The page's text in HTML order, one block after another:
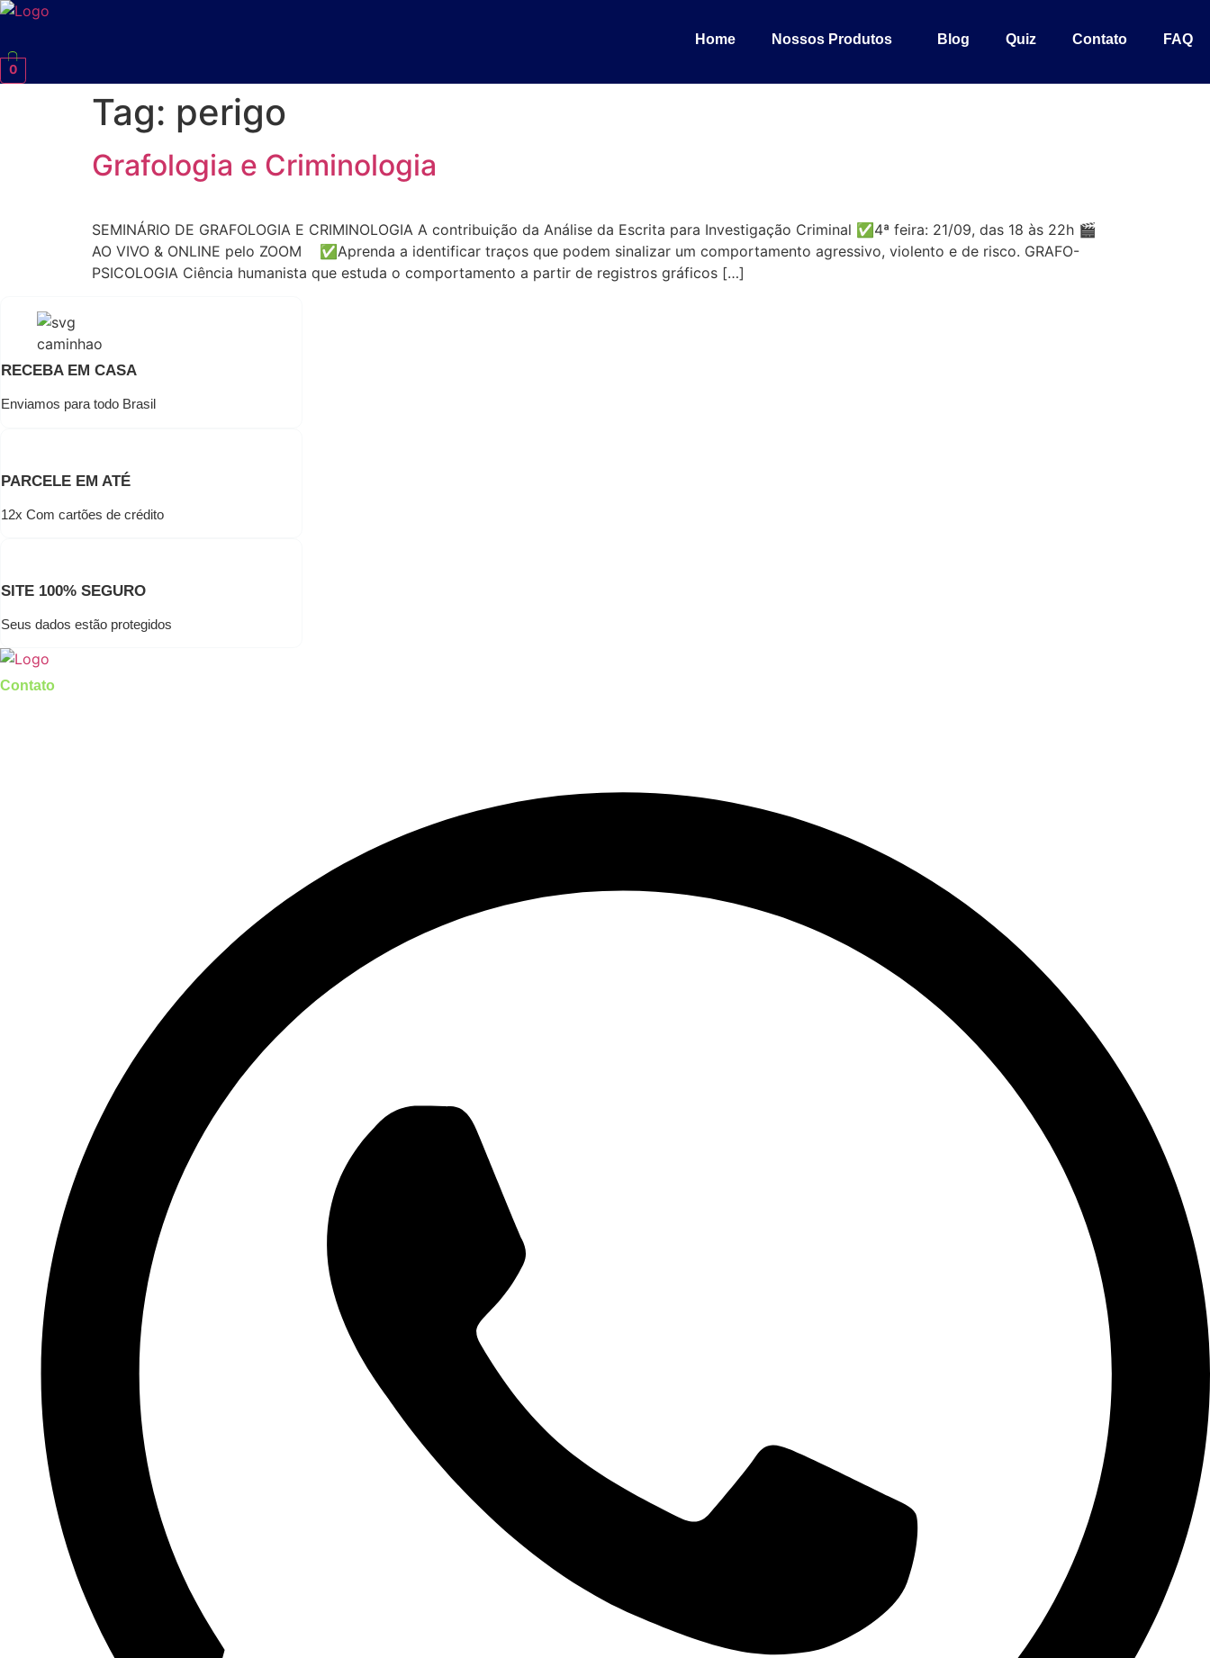
Home Nossos Produtos Blog Quiz Contato FAQ
0
Tag: perigo
Grafologia e Criminologia
SEMINÁRIO DE GRAFOLOGIA E CRIMINOLOGIA A contribuição da Análise da Escrita para Investigação Criminal ✅4ª feira: 21/09, das 18 às 22h 🎬
AO VIVO & ONLINE pelo ZOOM ✅Aprenda a identificar traços que podem sinalizar um comportamento agressivo, violento e de risco. GRAFO-
PSICOLOGIA Ciência humanista que estuda o comportamento a partir de registros gráficos […]
RECEBA EM CASA
Enviamos para todo Brasil
PARCELE EM ATÉ
12x Com cartões de crédito
SITE 100% SEGURO
Seus dados estão protegidos
Contato